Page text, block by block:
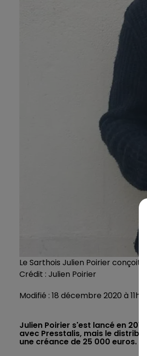
Le Sarthois Julien Poirier conçoit
Crédit : Julien Poirier
Modifié : 18 décembre 2020 à
Julien Poirier s'est lancé en
avec Presstalis, mais le
une créance de 25 000 euros.